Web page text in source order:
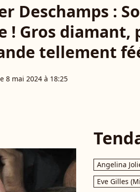
Deschamps :
! Gros diamant,
tellement
8 mai 2024 à 18:25
Angelina
Eve Gilles